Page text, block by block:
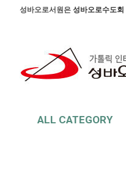
본문 바로가기
주메뉴 바로가기
사이드메뉴 바로가기
성바오로서원은 성바오로수도회
ALL CATEGORY